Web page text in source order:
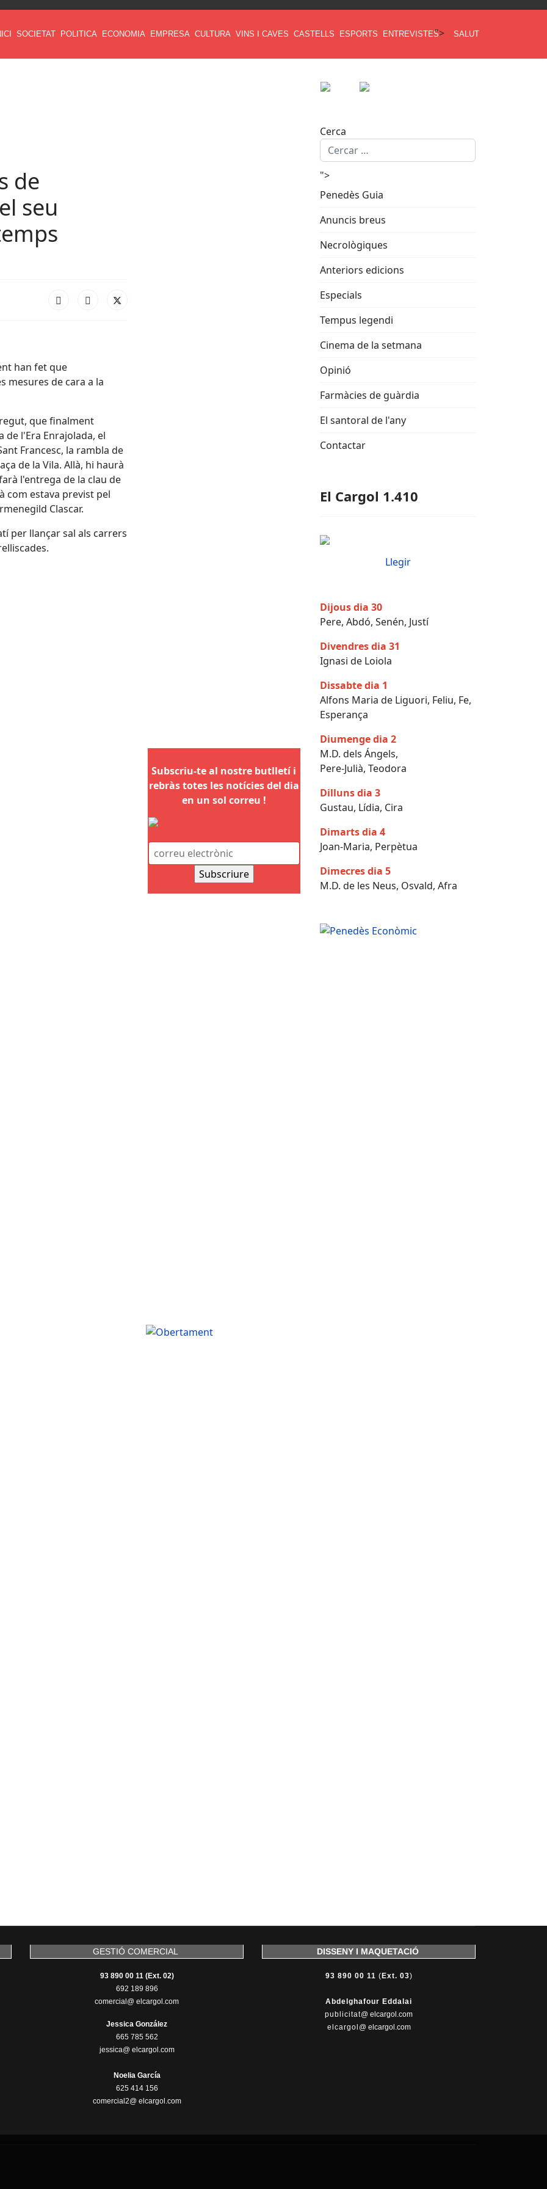
SOCIETAT POLITICA ECONOMIA EMPRESA CULTURA VINS I CAVES CASTELLS ESPORTS ENTREVISTES"> SALUT
Cerca
de
seu
han fet que
mesures de cara a la
que finalment
de l'Era Enrajolada, el
Francesc, la rambla de
de la Vila. Allà, hi haurà
l'entrega de la clau de
com estava previst pel
Clascar.
per llançar sal als carrers
Subscriu-te al nostre butlletí i
rebràs totes les notícies del dia
en un sol correu !
">
Penedès Guia
Anuncis breus
Necrològiques
Anteriors edicions
Especials
Tempus legendi
Cinema de la setmana
Opinió
Farmàcies de guàrdia
El santoral de l'any
Contactar
El Cargol 1.410
Llegir
Dijous dia 30
Pere, Abdó, Senén, Justí
Divendres dia 31
Ignasi de Loiola
Dissabte dia 1
Alfons Maria de Liguori, Feliu, Fe,
Esperança
Diumenge dia 2
M.D. dels Ángels,
Pere-Julià, Teodora
Dilluns dia 3
Gustau, Lídia, Cira
Dimarts dia 4
Joan-Maria, Perpètua
Dimecres dia 5
M.D. de les Neus, Osvald, Afra
GESTIÓ COMERCIAL
93 890 00 11 (Ext. 02)
692 189 896
comercial@ elcargol.com
Jessica González
665 785 562
jessica@ elcargol.com
Noelia García
625 414 156
comercial2@ elcargol.com
DISSENY I MAQUETACIÓ
93 890 00 11 ( Ext. 03)
Abdelghafour Eddalai
publicitat@ elcargol.com
elcargol @ elcargol.com